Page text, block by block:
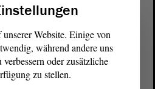
Website. Einige von
während andere uns
oder zusätzliche
zu stellen.